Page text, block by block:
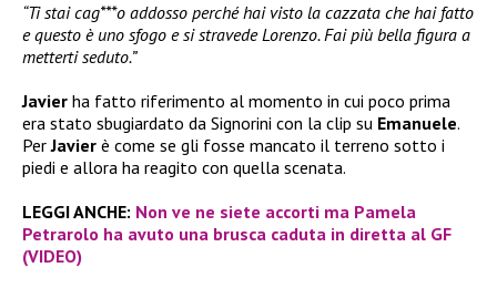
“Ti stai cag***o addosso perché hai visto la cazzata che hai fatto
e questo è uno sfogo e si stravede Lorenzo. Fai più bella figura a
metterti seduto.”
Javier ha fatto riferimento al momento in cui poco prima
era stato sbugiardato da Signorini con la clip su Emanuele.
PerJavier è come se gli fosse mancato il terreno sotto i
piedi e allora ha reagito con quella scenata.
LEGGI ANCHE: Non ve ne siete accorti ma Pamela
Petrarolo ha avuto una brusca caduta in diretta al GF
(VIDEO)